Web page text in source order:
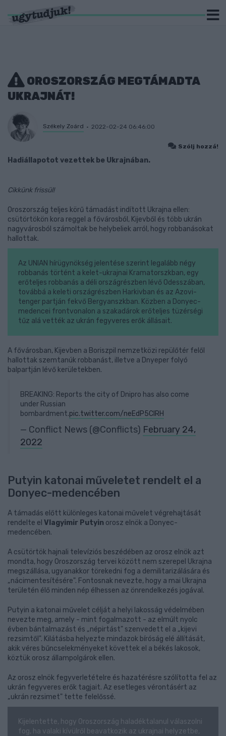
OROSZORSZÁG MEGTÁMADTA
UKRAJNÁT!
Székely Zoárd 2022-02-24 06:46:00
Szólj hozzá!
Hadiállapotot vezettek be Ukrajnában.
Cikkünk frissül!
Oroszország teljes körű támadást indított Ukrajna ellen:
csütörtökön kora reggel a fővárosból, Kijevből és több ukrán
nagyvárosból számoltak be helybeliek arról, hogy robbanásokat
hallottak.
Az UNIAN hírügynökség jelentése szerint legalább négy
robbanás történt a kelet-ukrajnai Kramatorszkban, egy
erőteljes robbanás a déli országrészben lévő Odesszában,
továbbá a keleti országrészben Harkivban és az Azovi-
tenger partján fekvő Bergyanszkban. Közben a Donyec-
medencei frontvonalon a szakadárok erőteljes tüzérségi
tűz alá vették az ukrán fegyveres erők állásait.
A fővárosban, Kijevben a Boriszpil nemzetközi repülőtér felől
hallottak szemtanúk robbanást, illetve a Dnyeper folyó
balpartján lévő kerületekben.
BREAKING: Reports the city of Dnipro has also come
under Russian
bombardment.pic.twitter.com/neEdP5CIRH
— Conflict News (@Conflicts) February 24,
2022
Putyin katonai műveletet rendelt el a
Donyec-medencében
A támadás előtt különleges katonai művelet végrehajtását
rendelte el Vlagyimir Putyin orosz elnök a Donyec-
medencében.
A csütörtök hajnali televíziós beszédében az orosz elnök azt
mondta, hogy Oroszország tervei között nem szerepel Ukrajna
megszállása, ugyanakkor törekedni fog a demilitarizálására és
„nácimentesítésére". Fontosnak nevezte, hogy a mai Ukrajna
területén élő minden nép élhessen az önrendelkezés jogával.
Putyin a katonai művelet célját a helyi lakosság védelmében
nevezte meg, amely - mint fogalmazott - az elmúlt nyolc
évben bántalmazást és „népirtást" szenvedett el a „kijevi
rezsimtől". Kilátásba helyezte mindazok bíróság elé állítását,
akik véres bűncselekményeket követtek el a békés lakosok,
köztük orosz állampolgárok ellen.
Az orosz elnök fegyverletételre és hazatérésre szólította fel az
ukrán fegyveres erők tagjait. Az esetleges vérontásért az
„ukrán rezsimet" tette felelőssé.
Kijelentette, hogy Oroszország haladéktalanul válaszolni
fog, ha valaki kívülről beavatkozik az ukrajnai helyzetbe,